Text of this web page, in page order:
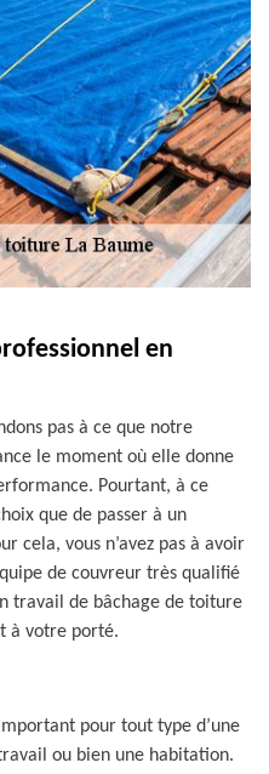
en
pas à ce que notre
le moment où elle donne
Pourtant, à ce
que de passer à un
cela, vous n’avez pas à avoir
de couvreur très qualifié
travail de bâchage de toiture
à votre porté.
pour tout type d’une
ou bien une habitation.